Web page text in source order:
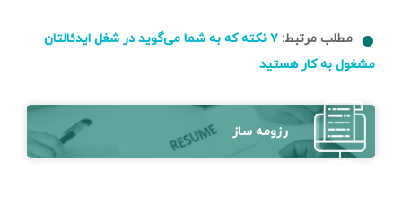
مطلب مرتبط:
۷ نکته که به شما می‌گوید در شغل ایدئالتان
مشغول به کار هستید
رزومه ساز